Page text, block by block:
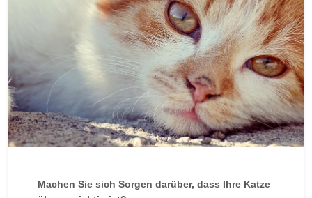
Machen Sie sich Sorgen darüber, dass Ihre Katze